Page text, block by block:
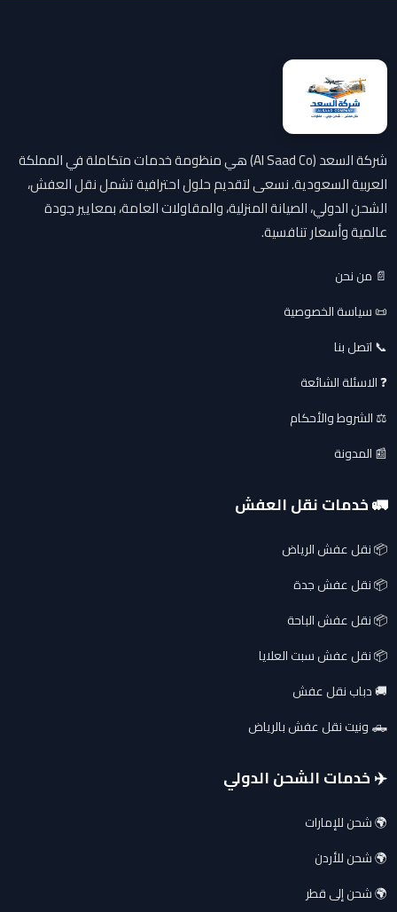
شركة السعد (Al Saad Co) هي منظومة خدمات متكاملة في المملكة
العربية السعودية. نسعى لتقديم حلول احترافية تشمل نقل العفش،
الشحن الدولي، الصيانة المنزلية، والمقاولات العامة، بمعايير جودة
عالمية وأسعار تنافسية.
📄 من نحن
📜 سياسة الخصوصية
📞 اتصل بنا
❓ الاسئلة الشائعة
⚖️ الشروط والأحكام
📰 المدونة
🚛 خدمات نقل العفش
📦 نقل عفش الرياض
📦 نقل عفش جدة
📦 نقل عفش الباحة
📦 نقل عفش سبت العلايا
🚚 دباب نقل عفش
🛻 ونيت نقل عفش بالرياض
✈️ خدمات الشحن الدولي
🌍 شحن للإمارات
🌍 شحن للأردن
🌍 شحن إلى قطر